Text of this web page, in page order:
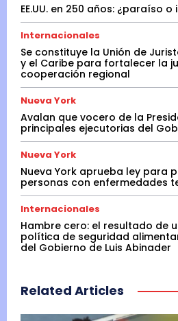
EE.UU. en 250 años: ¿paraíso o
Internacionales
Se constituye la Unión de
y el Caribe para fortalecer la
cooperación regional
Nueva York
Avalan que vocero de la
principales ejecutorias del
Nueva York
Nueva York aprueba ley para
personas con enfermedades
Internacionales
Hambre cero: el resultado de
política de seguridad
del Gobierno de Luis Abinader
Related Articles